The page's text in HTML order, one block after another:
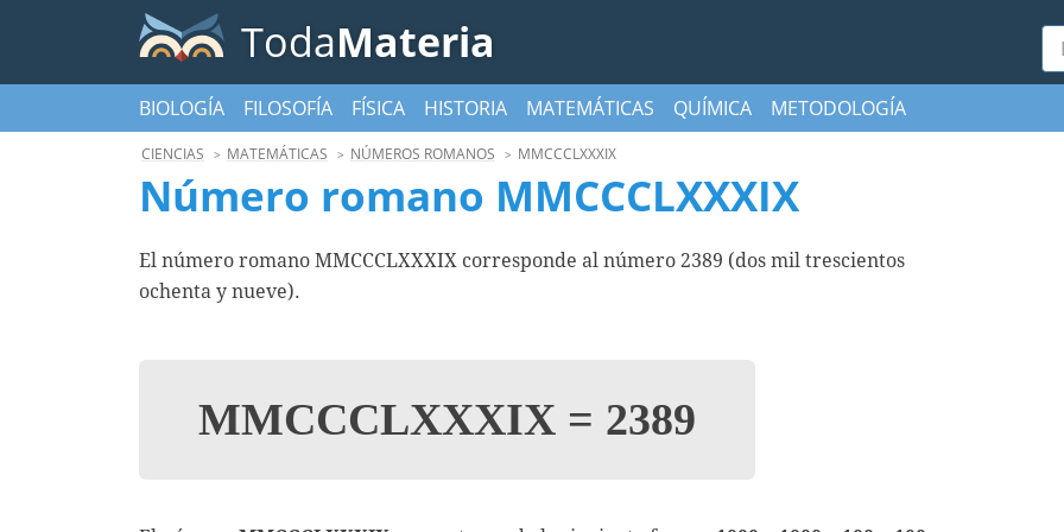
TodaMateria
BIOLOGÍA FILOSOFÍA FÍSICA HISTORIA MATEMÁTICAS QUÍMICA METODOLOGÍA
CIENCIAS MATEMÁTICAS NÚMEROS ROMANOS MMCCCLXXXIX
Número romano MMCCCLXXXIX
El número romano MMCCCLXXXIX corresponde al número 2389 (dos mil trescientos
ochenta y nueve).
MMCCCLXXXIX = 2389